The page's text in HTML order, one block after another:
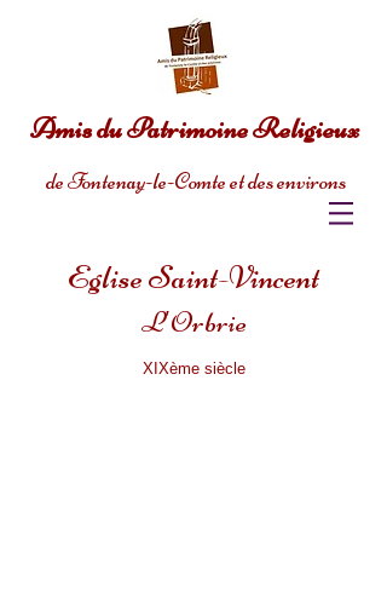
Amis duPatrimoine Religieux
deFontenay-le-Comte et des environs
Eglise Saint-Vincent
L'Orbrie
XIXème siècle